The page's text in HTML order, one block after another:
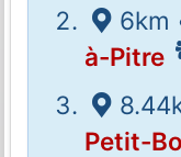
6km
à-Pitre
Petit-